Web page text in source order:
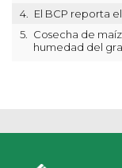
4.
El BCP reporta
5.
Cosecha de
humedad del